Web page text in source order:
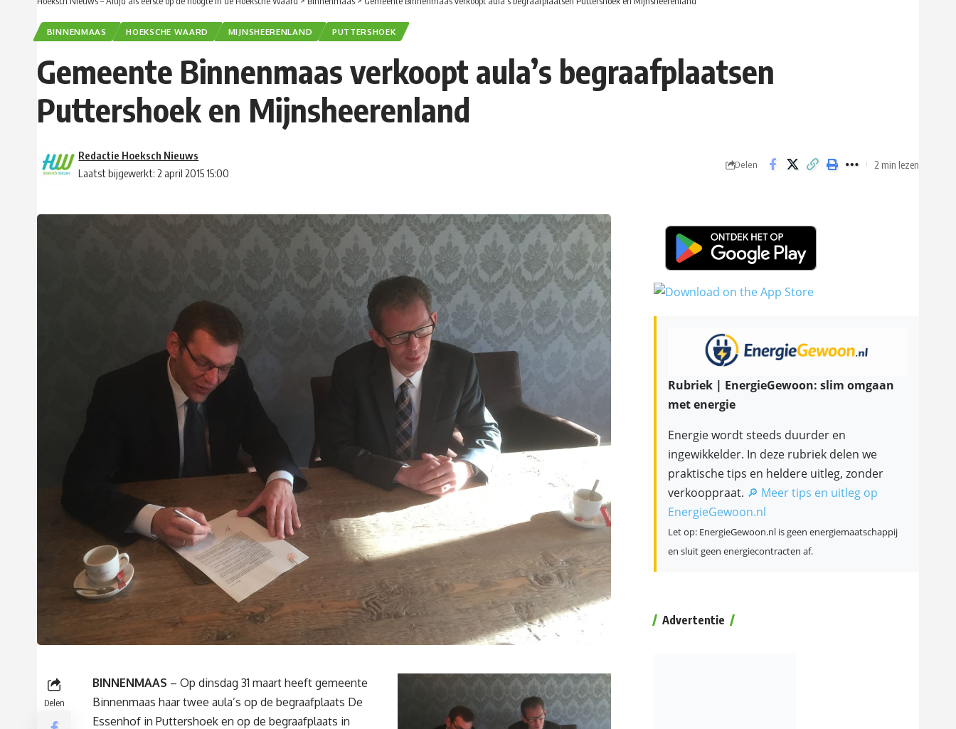
BINNENMAAS HOEKSCHE WAARD MIJNSHEERENLAND PUTTERSHOEK
Gemeente Binnenmaas verkoopt aula’s begraafplaatsen
Puttershoek en Mijnsheerenland
Laatst bijgewerkt: 2 april 2015 15:00
Redactie Hoeksch Nieuws
Delen 2 min lezen
Delen
BINNENMAAS – Op dinsdag 31 maart heeft gemeente
Binnenmaas haar twee aula’s op de begraafplaats De
Essenhof in Puttershoek en op de begraafplaats in
Rubriek | EnergieGewoon: slim omgaan
met energie
Energie wordt steeds duurder en
ingewikkelder. In deze rubriek delen we
praktische tips en heldere uitleg, zonder
verkooppraat. 🔎 Meer tips en uitleg op
EnergieGewoon.nl
Let op: EnergieGewoon.nl is geen energiemaatschappij
en sluit geen energiecontracten af.
Advertentie